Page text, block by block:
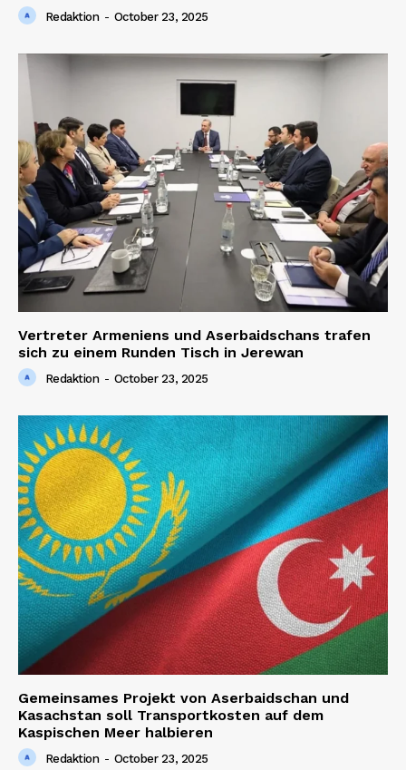
Redaktion - October 23, 2025
Vertreter Armeniens und Aserbaidschans trafen
sich zu einem Runden Tisch in Jerewan
Redaktion - October 23, 2025
Gemeinsames Projekt von Aserbaidschan und
Kasachstan soll Transportkosten auf dem
Kaspischen Meer halbieren
Redaktion - October 23, 2025